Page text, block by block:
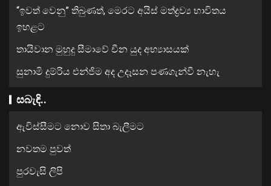
“ඉවත් වෙනු” තිබුණත්, මෙරට අයිස් මත්ද්‍රව්‍ය භාවිතය
ඉහළට
තායිවාන මුහුදු සීමාවේ චීන යුද අභ්‍යාසයක්
සුනාමි දුම්රිය එන්ජිම අද උදෑසන පණගැන්වී නැහැ
සබැඳි..
ඇවිස්සීමට නොව සිතා බැලීමට
නවතම පුවත්
පුරවැසි ලිපි